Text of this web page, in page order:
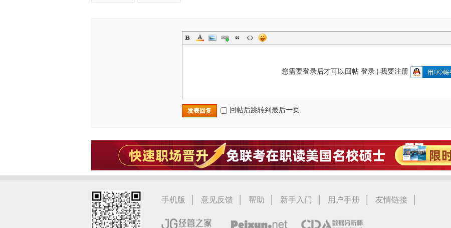
您需要登录后才可以回帖 登录| 我要注册
发表回复 回帖后跳转到最后一页
手机版 | 意见反馈 | 帮助 | 新手入门 | 用户手册 | 友情链接 |